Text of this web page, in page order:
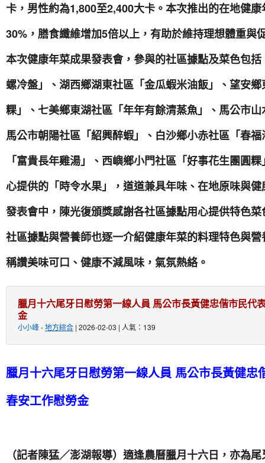
卡，男性約為1,800至2,400大卡。本次推出的在地健
30%，膳食纖維增加5倍以上，有助於維持理想體重與
本次健康年菜成果發表會，參與的社區據點及菜色包
螺冷盤」、湖西鄉湖東社區「金瓜蝦米油飯」、望安
粿」、七美鄉東湖社區「年年有餘清蒸魚」、馬公市
馬公市朝陽社區「紹興醉蝦」、白沙鄉小赤社區「春
「富貴長年雞湯」、西嶼鄉小門社區「好事花生團圓
心提供的「時令水果」，道道兼具年味、在地原味與健
發表會中，陳光復頒獎感謝各社區據點用心提供特色
社區據點與營養師也逐一介紹健康年菜的料理特色與
稱讚美味可口、健康不減風味，氣氛熱絡。
臘月十六尾牙日慰勞第一線人員 馬公市長黃健忠偕市民代
金
小小峰-地方綜合 | 2026-02-03 | 人氣：139
臘月十六尾牙日慰勞第一線人員 馬公市長黃健忠
春安工作慰勞金
（記者陳猛／澎湖報導）適逢農曆臘月十六日，亦為